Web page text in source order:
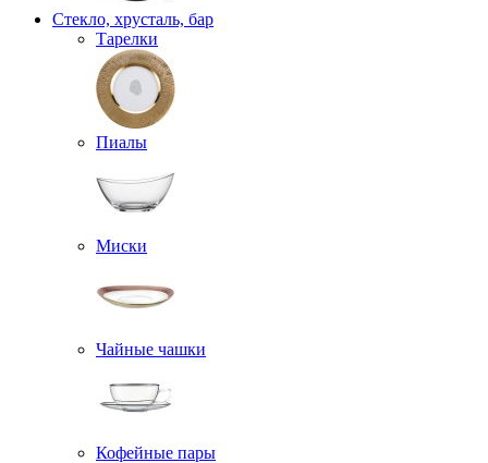
Стекло, хрусталь, бар
Тарелки
Пиалы
Миски
Чайные чашки
Кофейные пары